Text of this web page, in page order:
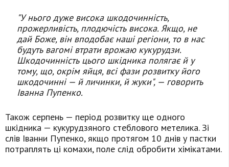
"У нього дуже висока шкодочинність,
прожерливість, плодючість висока. Якщо, не
дай Боже, він вподобає наші регіони, то в нас
будуть вагомі втрати врожаю кукурудзи.
Шкодочинність цього шкідника полягає й у
тому, що, окрім яйця, всі фази розвитку його
шкодочинні — й личинки, й жуки", — говорить
Іванна Пупенко.
Також серпень — період розвитку ще одного
шкідника — кукурудзяного стеблового метелика. Зі
слів Іванни Пупенко, якщо протягом 10 днів у пастки
потраплять ці комахи, поле слід обробити хімікатами.